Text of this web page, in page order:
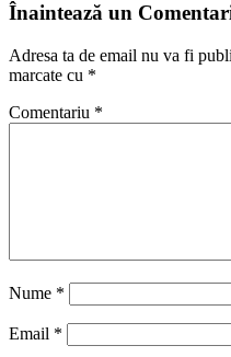
Înaintează un
Adresa ta de email nu va fi
marcate cu *
Comentariu *
Nume *
Email *